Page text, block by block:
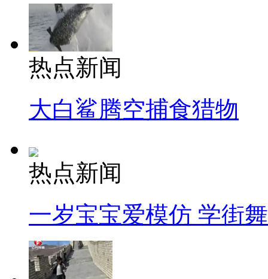
热点新闻
大白鲨腾空捕食猎物
热点新闻
一岁宝宝爱模仿 学街